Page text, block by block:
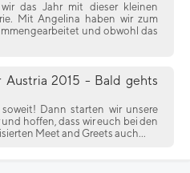
das Jahr mit dieser kleinen
Mit Angelina haben wir zum
und obwohl das
Austria 2015 - Bald gehts
Dann starten wir unsere
hoffen, dass wir euch bei den
Meet and Greets auch...